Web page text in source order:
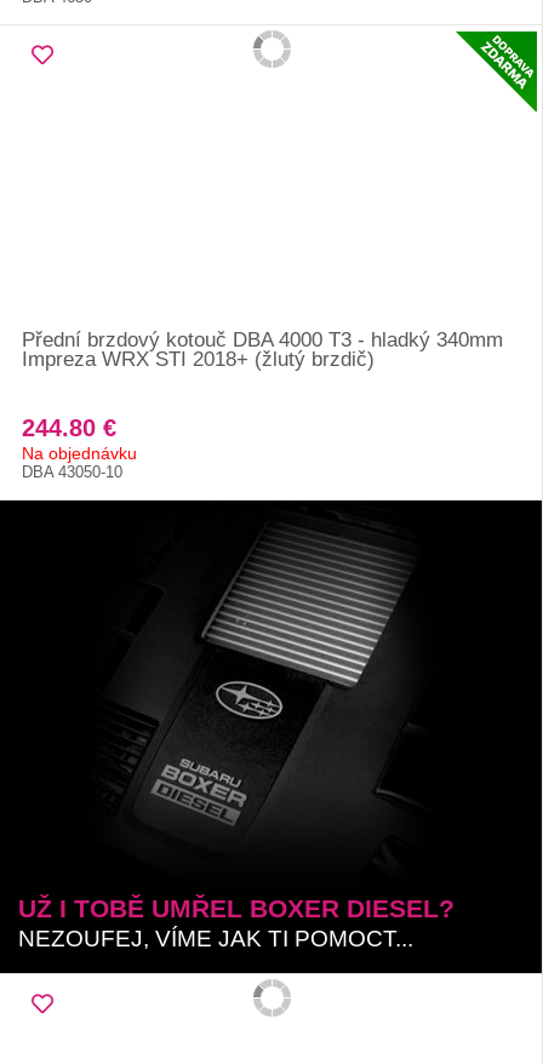
Přední brzdový kotouč DBA 4000 T3 - hladký 340mm
Impreza WRX STI 2018+ (žlutý brzdič)
244.80 €
Na objednávku
DBA 43050-10
UŽ I TOBĚ UMŘEL BOXER DIESEL?
NEZOUFEJ, VÍME JAK TI POMOCT...